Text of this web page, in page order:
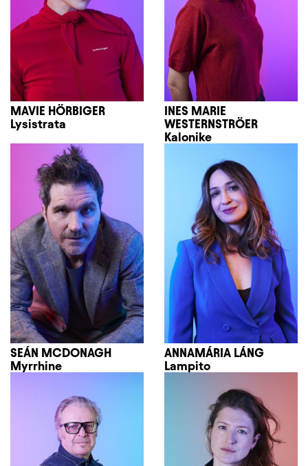
MAVIE HÖRBIGER
Lysistrata
INES MARIE
WESTERNSTRÖER
Kalonike
SEÁN MCDONAGH
Myrrhine
ANNAMÁRIA LÁNG
Lampito